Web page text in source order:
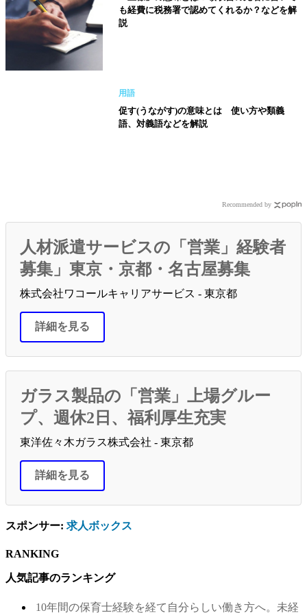
も経費に税務署で認めてくれるか？などを解
説
用語
促す(うながす)の意味とは 使い方や類義
語、対義語などを解説
Recommended by
人材派遣サービスの「営業」経験者
募集」東京・京都・名古屋募集
株式会社ワコールキャリアサービス - 東京都
詳細を見る
ガラス製品の「営業」上場グルー
プ、週休2日、福利厚生充実
東洋佐々木ガラス株式会社 - 東京都
詳細を見る
スポンサー: 求人ボックス
RANKING
人気記事のランキング
10年間の保育士経験を経て自分らしい働き方へ。未経